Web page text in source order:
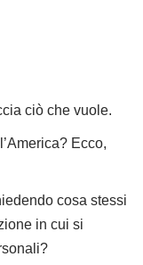
ciò che vuole.
Ecco,
cosa stessi
in cui si